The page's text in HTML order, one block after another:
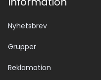
Nyhetsbrev
Grupper
Reklamation